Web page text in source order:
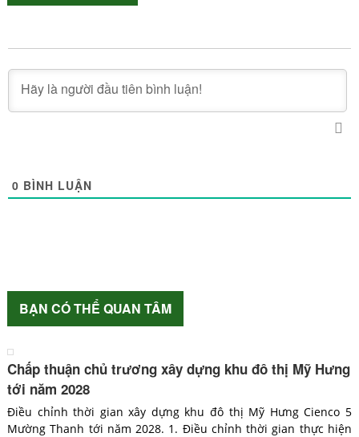
0 BÌNH LUẬN
BẠN CÓ THỂ QUAN TÂM
Chấp thuận chủ trương xây dựng khu đô thị Mỹ Hưng
tới năm 2028
Điều chỉnh thời gian xây dựng khu đô thị Mỹ Hưng Cienco 5
Mường Thanh tới năm 2028. 1. Điều chỉnh thời gian thực hiện